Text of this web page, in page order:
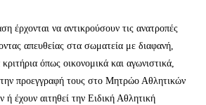
έρχονται να αντικρούσουν τις ανατροπές
απευθείας στα σωματεία με διαφανή,
κριτήρια όπως οικονομικά και αγωνιστικά,
προεγγραφή τους στο Μητρώο Αθλητικών
ή έχουν αιτηθεί την Ειδική Αθλητική